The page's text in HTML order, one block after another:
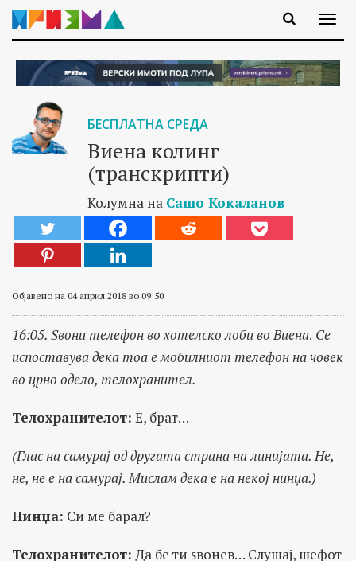
БЕСПЛАТНА СРЕДА
Виена колинг
(транскрипти)
Колумна на Сашо Кокаланов
Објавено на 04 април 2018 во 09:50
16:05. Ѕвони телефон во хотелско лоби во Виена. Се
испоставува дека тоа е мобилниот телефон на човек
во црно одело, телохранител.
Телохранителот: Е, брат…
(Глас на самурај од другата страна на линијата. Не,
не, не е на самурај. Мислам дека е на некој нинџа.)
Нинџа: Си ме барал?
Телохранителот: Да бе ти ѕвонев… Слушај, шефот